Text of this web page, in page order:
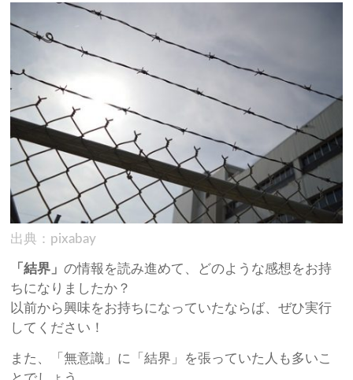
出典：pixabay
「結界」の情報を読み進めて、どのような感想をお持
ちになりましたか？
以前から興味をお持ちになっていたならば、ぜひ実行
してください！
また、「無意識」に「結界」を張っていた人も多いこ